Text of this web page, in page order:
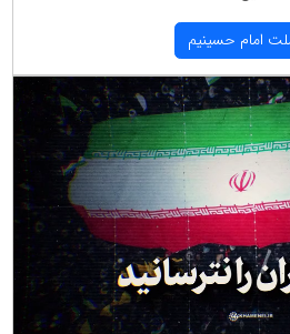
امام حسینیم